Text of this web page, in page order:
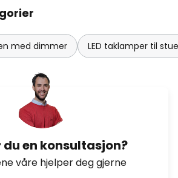
med dimmer LED taklamper til
en konsultasjon?
våre hjelper deg gjerne